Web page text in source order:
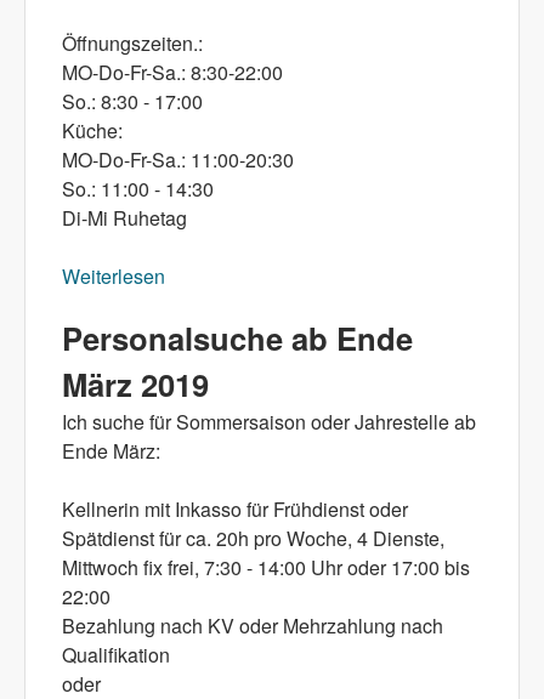
Öffnungszeiten.:
MO-Do-Fr-Sa.: 8:30-22:00
So.: 8:30 - 17:00
Küche:
MO-Do-Fr-Sa.: 11:00-20:30
So.: 11:00 - 14:30
Di-Mi Ruhetag
Weiterlesen
Personalsuche ab Ende
März 2019
Ich suche für Sommersaison oder Jahrestelle ab
Ende März:
Kellnerin mit Inkasso für Frühdienst oder
Spätdienst für ca. 20h pro Woche, 4 Dienste,
Mittwoch fix frei, 7:30 - 14:00 Uhr oder 17:00 bis
22:00
Bezahlung nach KV oder Mehrzahlung nach
Qualifikation
oder